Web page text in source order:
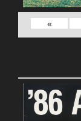
»